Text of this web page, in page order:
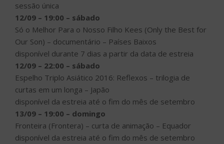
sessão única
12/09 – 19:00 – sábado
Só o Melhor Para o Nosso Filho Kees (Only the Best for
Our Son) – documentário – Países Baixos
disponível durante 7 dias a partir da data de estreia
12/09 – 22:00 – sábado
Espelho Triplo Asiático 2016: Reflexos – trilogia de
curtas em um longa – Japão
disponível da estreia até o fim do mês de setembro
13/09 – 19:00 – domingo
Fronteira (Frontera) – curta de animação – Equador
disponível da estreia até o fim do mês de setembro